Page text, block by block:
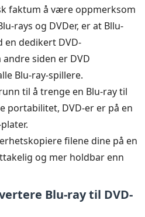
faktum å være oppmerksom
rays og DVDer, er at Bllu-
en dedikert DVD-
siden er DVD
Blu-ray-spillere.
til å trenge en Blu-ray til
portabilitet, DVD-er er på en
filene dine på en
og mer holdbar enn
Blu-ray til DVD-